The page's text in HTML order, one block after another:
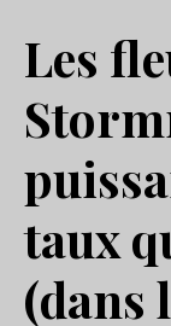
Les
taux
(dans